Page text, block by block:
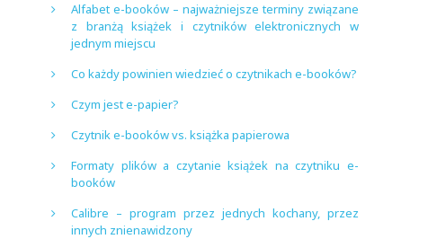
Alfabet e-booków – najważniejsze terminy związane
z branżą książek i czytników elektronicznych w
jednym miejscu
Co każdy powinien wiedzieć o czytnikach e-booków?
Czym jest e-papier?
Czytnik e-booków vs. książka papierowa
Formaty plików a czytanie książek na czytniku e-
booków
Calibre – program przez jednych kochany, przez
innych znienawidzony